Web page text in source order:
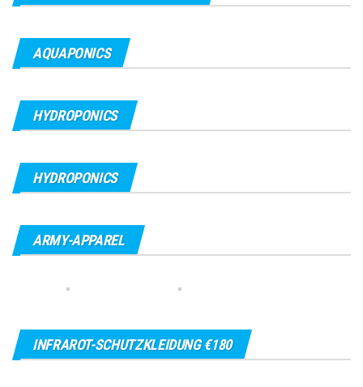
AQUAPONICS
HYDROPONICS
HYDROPONICS
ARMY-APPAREL
INFRAROT-SCHUTZKLEIDUNG €180